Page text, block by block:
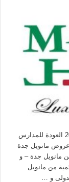
عروض مانويل جدة اليوم 3 سبتمبر حتى 9 سبتمبر 2025 العودة للمدارس
مانويل جدة
مانويل جدة – و
او حتى نفاذ الكمية من مانويل
و …